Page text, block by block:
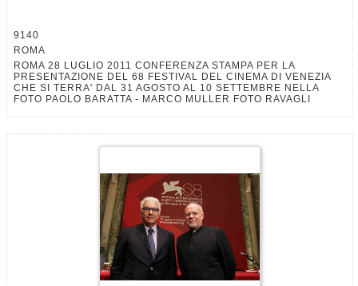
9140
ROMA
ROMA 28 LUGLIO 2011 CONFERENZA STAMPA PER LA
PRESENTAZIONE DEL 68 FESTIVAL DEL CINEMA DI VENEZIA
CHE SI TERRA' DAL 31 AGOSTO AL 10 SETTEMBRE NELLA
FOTO PAOLO BARATTA - MARCO MULLER FOTO RAVAGLI